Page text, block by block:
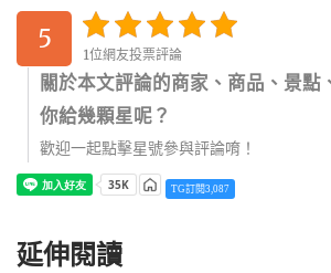
5
1位網友投票評論
關於本文評論的商家、商品、景點
你給幾顆星呢？
歡迎一起點擊星號參與評論唷！
TG訂閱3,087
延伸閱讀